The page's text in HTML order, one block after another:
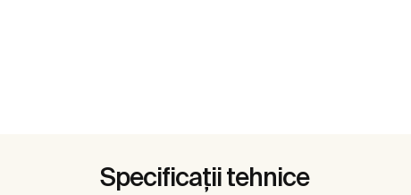
Specificații tehnice